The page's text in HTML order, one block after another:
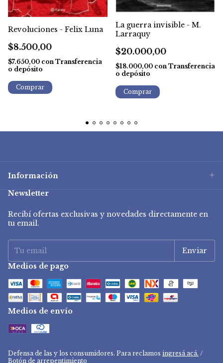
Revoluciones - Felix Luna
$8.500,00
$7.650,00 con Transferencia
o depósito
La guerra invisible - M.
Larraquy
$20.000,00
$18.000,00 con Transferencia
o depósito
Información
Newsletter
Recibí ofertas exclusivas y novedades directamente en
tu email.
Medios de pago
Medios de envío
Defensa de las y los consumidores. Para reclamos ingresá acá. /
Botón de arrepentimiento